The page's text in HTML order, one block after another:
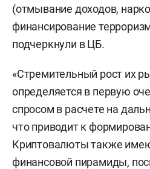
(отмывание доходов,
финансирование
подчеркнули в ЦБ.
«Стремительный рост их
определяется в первую
спросом в расчете на
что приводит к
Криптовалюты также
финансовой пирамиды,